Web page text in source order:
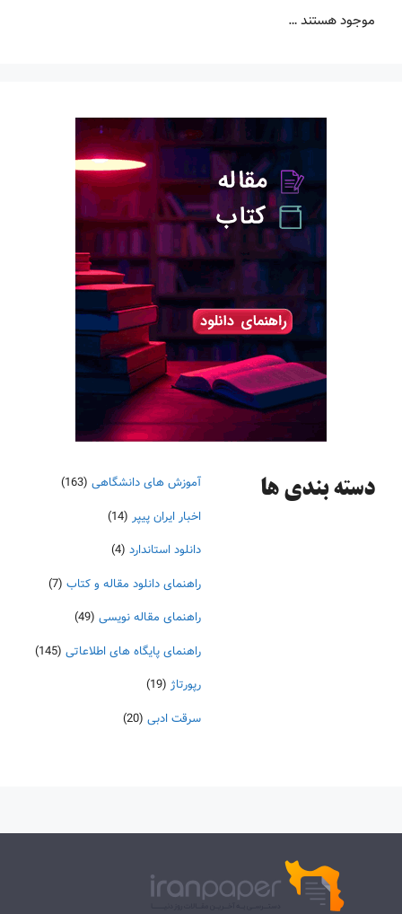
موجود هستند …
دسته‌ بندی ها آموزش های دانشگاهی (163)
اخبار ایران پیپر (14)
دانلود استاندارد (4)
راهنمای دانلود مقاله و کتاب (7)
راهنمای مقاله نویسی (49)
راهنمای پایگاه های اطلاعاتی (145)
رپورتاژ (19)
سرقت ادبی (20)